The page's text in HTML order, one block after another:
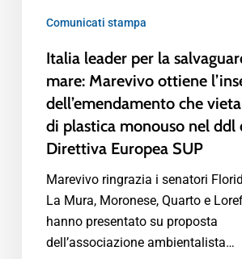
Comunicati stampa
Italia leader per la
mare: Marevivo ottiene
dell’emendamento che
di plastica monouso nel ddl
Direttiva Europea SUP
Marevivo ringrazia i senatori
La Mura, Moronese, Quarto e
hanno presentato su proposta
dell’associazione ambientalista…